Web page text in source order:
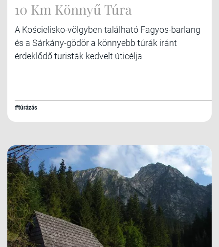
10 Km Könnyű Túra
A Kościelisko-völgyben található Fagyos-barlang
és a Sárkány-gödör a könnyebb túrák iránt
érdeklődő turisták kedvelt úticélja
#túrázás